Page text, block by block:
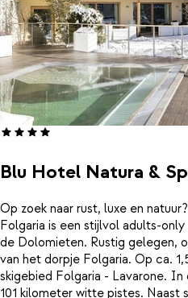
Blu Hotel Natura &
Op zoek naar rust, luxe en
Folgaria is een stijlvol adults-
de Dolomieten. Rustig gelegen,
van het dorpje Folgaria. Op ca.
skigebied Folgaria - Lavarone.
101 kilometer witte pistes. Naast